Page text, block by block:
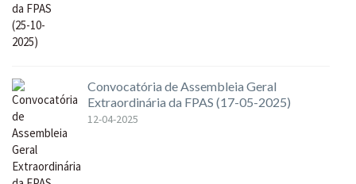
Convocatória de Assembleia Geral
Extraordinária da FPAS (17-05-2025)
12-04-2025